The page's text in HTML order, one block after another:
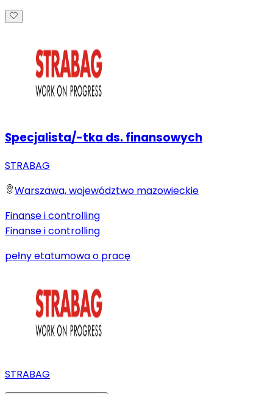
Specjalista/-tka ds. finansowych
STRABAG
Warszawa, województwo mazowieckie
Finanse i controlling
Finanse i controlling
pełny etatumowa o pracę
STRABAG